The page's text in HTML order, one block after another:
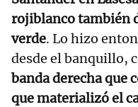
rojiblanco también
verde. Lo hizo
desde el banquillo,
banda derecha que
que materializó el